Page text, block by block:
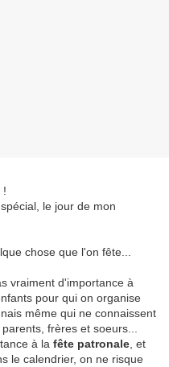
!
le jour de mon
chose que l'on fête...
vraiment d'importance à
pour qui on organise
même qui ne connaissent
frères et soeurs...
à la fête patronale , et
le calendrier, on ne risque